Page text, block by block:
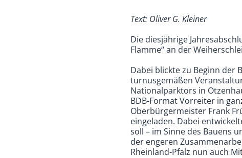
Text: Oliver G. Kleiner
Die diesjährige
Flamme“ an der
Dabei blickte zu Beginn der
turnusgemäßen
Nationalparktors in
BDB-Format Vorreiter in
Oberbürgermeister Frank
eingeladen. Dabei
soll – im Sinne des Bauens
der engeren
Rheinland-Pfalz nun auch